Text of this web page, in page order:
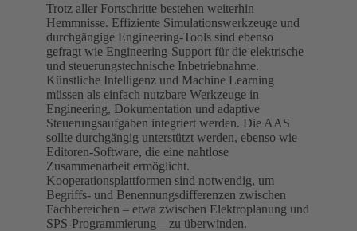
Trotz aller Fortschritte bestehen weiterhin
Hemmnisse. Effiziente Simulationswerkzeuge und
durchgängige Engineering-Tools sind ebenso
gefragt wie Engineering-Support für die elektrische
und steuerungstechnische Inbetriebnahme.
Künstliche Intelligenz und Machine Learning
müssen als einfach nutzbare Werkzeuge in
Engineering, Dokumentation und adaptive
Steuerungsaufgaben integriert werden. Die AAS
sollte durchgängig unterstützt werden, ebenso wie
Editoren-Software, die eine nahtlose
Zusammenarbeit ermöglicht.
Kooperationsplattformen sind notwendig, um
Begriffs- und Benennungsdifferenzen zwischen
Fachbereichen – etwa zwischen Elektroplanung und
SPS-Programmierung – zu überwinden.